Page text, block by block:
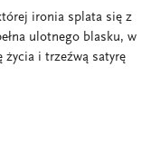
ironia splata się z
ulotnego blasku, w
życia i trzeźwą satyrę